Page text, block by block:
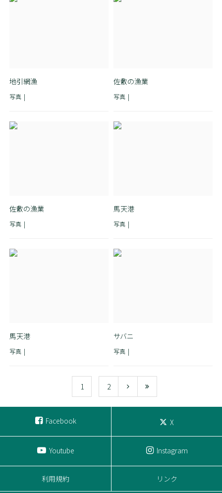
地引網漁
写真
佐敷の漁業
写真
佐敷の漁業
写真
馬天港
写真
馬天港
写真
サバニ
写真
1 2
Facebook X
Youtube Instagram
利用規約 リンク